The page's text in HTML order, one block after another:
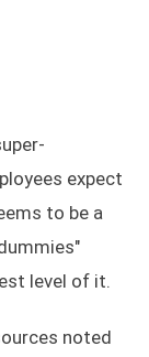
expect
to be a
level of it.
noted